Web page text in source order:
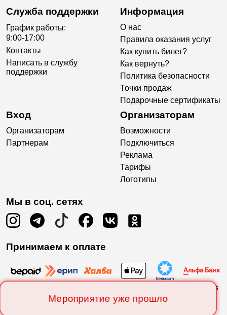
Мероприятие уже прошло
Служба поддержки
График работы:
9:00-17:00
Контакты
Написать в службу
поддержки
Информация
О нас
Правила оказания услуг
Как купить билет?
Как вернуть?
Политика безопасности
Точки продаж
Подарочные сертификаты
Вход
Организаторам
Партнерам
Организаторам
Возможности
Подключиться
Реклама
Тарифы
Логотипы
Мы в соц. сетях
Принимаем к оплате